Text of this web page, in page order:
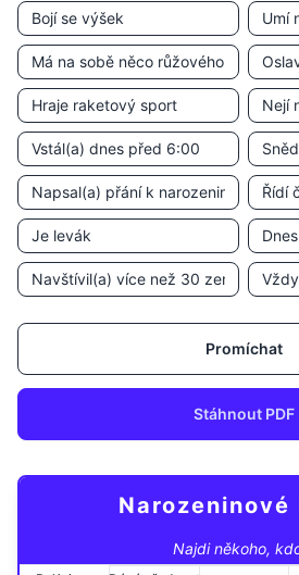
Promíchat
Stáhnout PDF
Narozeninové
Najdi někoho,